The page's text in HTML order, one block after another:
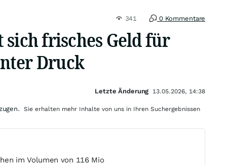
341 0 Kommentare
sich frisches Geld für
Druck
im Volumen von 116 Mio
Letzte Änderung 13.05.2026, 14:38
Sie erhalten mehr Inhalte von uns in Ihren Suchergebnissen